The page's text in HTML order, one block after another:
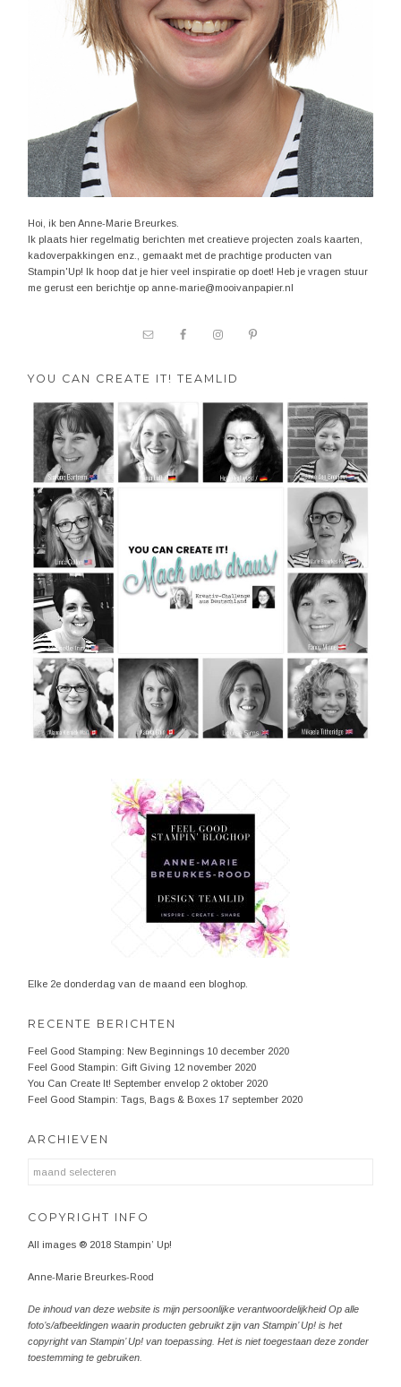
Hoi, ik ben Anne-Marie Breurkes.
Ik plaats hier regelmatig berichten met creatieve projecten zoals kaarten,
kadoverpakkingen enz., gemaakt met de prachtige producten van
Stampin'Up! Ik hoop dat je hier veel inspiratie op doet! Heb je vragen stuur
me gerust een berichtje op anne-marie@mooivanpapier.nl
YOU CAN CREATE IT! TEAMLID
Elke 2e donderdag van de maand een bloghop.
RECENTE BERICHTEN
Feel Good Stamping: New Beginnings 10 december 2020
Feel Good Stampin: Gift Giving 12 november 2020
You Can Create It! September envelop 2 oktober 2020
Feel Good Stampin: Tags, Bags & Boxes 17 september 2020
ARCHIEVEN
COPYRIGHT INFO
All images ® 2018 Stampin’ Up!
Anne-Marie Breurkes-Rood
De inhoud van deze website is mijn persoonlijke verantwoordelijkheid Op alle
foto’s/afbeeldingen waarin producten gebruikt zijn van Stampin’ Up! is het
copyright van Stampin’ Up! van toepassing. Het is niet toegestaan deze zonder
toestemming te gebruiken.